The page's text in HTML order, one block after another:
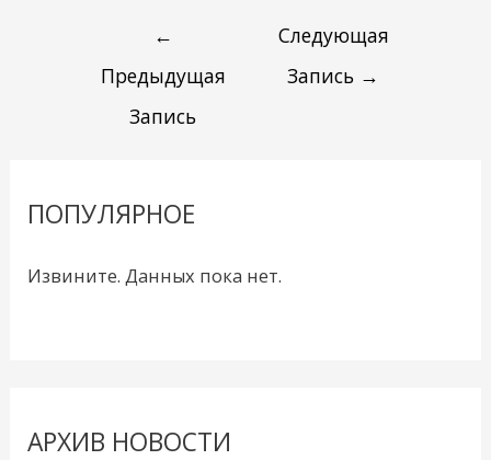
←
Предыдущая
Запись
Следующая
Запись →
ПОПУЛЯРНОЕ
Извините. Данных пока нет.
АРХИВ НОВОСТИ